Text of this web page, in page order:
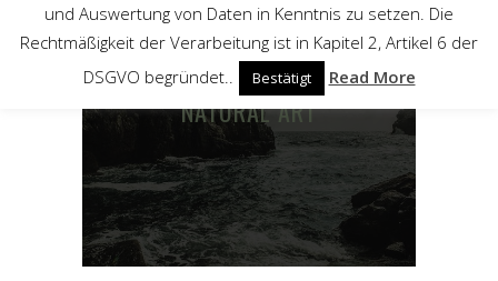
NATURAL ART
und Auswertung von Daten in Kenntnis zu setzen. Die
Rechtmäßigkeit der Verarbeitung ist in Kapitel 2, Artikel 6 der
DSGVO begründet..
Bestätigt Read More